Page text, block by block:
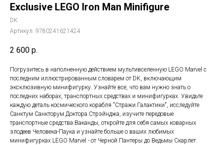
Exclusive LEGO Iron Man Minifigure
DK
Артикул: 9780241621424
2 600 р.
Погрузитесь в наполненную действием мультивселенную LEGO Marvel с
последним иллюстрированным словарем от DK, включающим
эксклюзивную минифигурку. Узнайте все, что вам нужно знать о
последних наборах, транспортных средствах и минифигурках. Увидьте
каждую деталь космического корабля "Стражи Галактики", исследуйте
Санктум Санкторум Доктора Стрэйнджа, изучите передовые
транспортные средства Ваканды, откройте для себя самых коварных
злодеев Человека-Паука и узнайте больше о ваших любимых
минифигурках LEGO Marvel - от Черной Пантеры до Ведьмы Скарлет.